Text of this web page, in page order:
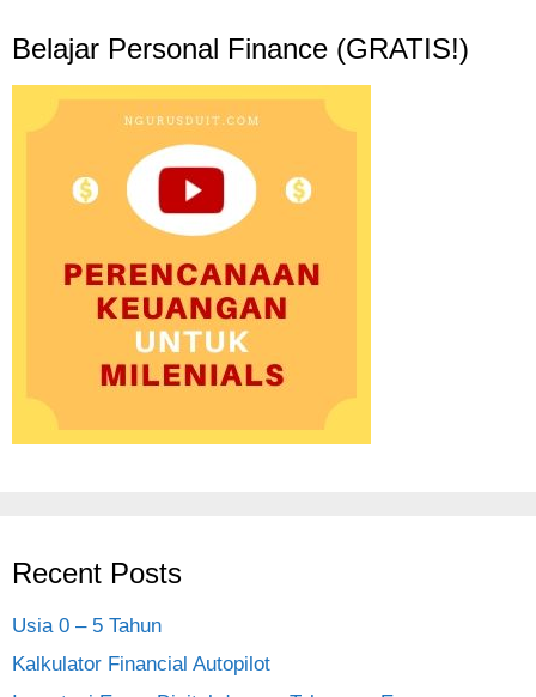
Belajar Personal Finance (GRATIS!)
Recent Posts
Usia 0 – 5 Tahun
Kalkulator Financial Autopilot